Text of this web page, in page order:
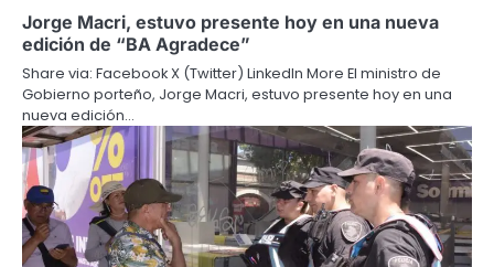
Jorge Macri, estuvo presente hoy en una nueva
edición de “BA Agradece”
Share via: Facebook X (Twitter) LinkedIn More El ministro de
Gobierno porteño, Jorge Macri, estuvo presente hoy en una
nueva edición…